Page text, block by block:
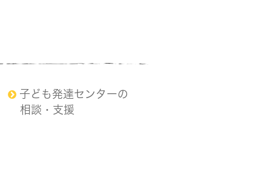
子ども発達センターの
相談・支援